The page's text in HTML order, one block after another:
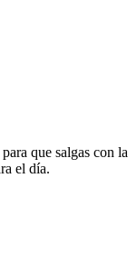
que salgas con la
el día.